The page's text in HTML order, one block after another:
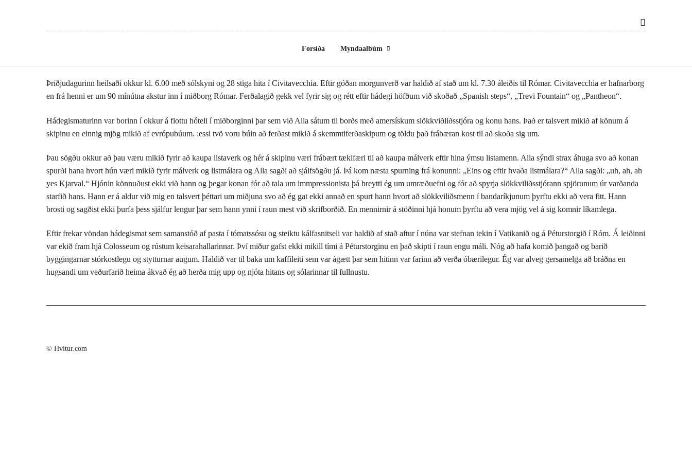
Forsíða Myndaalbúm
Þriðjudagurinn heilsaði okkur kl. 6.00 með sólskyni og 28 stiga hita í Civitavecchia. Eftir góðan morgunverð var haldið af stað um kl. 7.30 áleiðis til Rómar. Civitavecchia er hafnarborg
en frá henni er um 90 mínútna akstur inn í miðborg Rómar. Ferðalagið gekk vel fyrir sig og rétt eftir hádegi höfðum við skoðað „Spanish steps“, „Trevi Fountain“ og „Pantheon“.
Hádegismaturinn var borinn í okkur á flottu hóteli í miðborginni þar sem við Alla sátum til borðs með amersískum slökkviðliðsstjóra og konu hans. Það er talsvert mikið af könum á
skipinu en einnig mjög mikið af evrópubúum. :essi tvö voru búin að ferðast mikið á skemmtiferðaskipum og töldu það frábæran kost til að skoða sig um.
Þau sögðu okkur að þau væru mikið fyrir að kaupa listaverk og hér á skipinu væri frábært tækifæri til að kaupa málverk eftir hina ýmsu listamenn. Alla sýndi strax áhuga svo að konan
spurði hana hvort hún væri mikið fyrir málverk og listmálara og Alla sagði að sjálfsögðu já. Þá kom næsta spurning frá konunni: „Eins og eftir hvaða listmálara?“ Alla sagði: „uh, ah, ah
yes Kjarval.“ Hjónin könnuðust ekki við hann og þegar konan fór að tala um immpressionista þá breytti ég um umræðuefni og fór að spyrja slökkviliðsstjórann spjörunum úr varðanda
starfið hans. Hann er á aldur við mig en talsvert þéttari um miðjuna svo að ég gat ekki annað en spurt hann hvort að slökkviliðsmenn í bandaríkjunum þyrftu ekki að vera fitt. Hann
brosti og sagðist ekki þurfa þess sjálfur lengur þar sem hann ynni í raun mest við skrifborðið. En mennirnir á stöðinni hjá honum þyrftu að vera mjög vel á sig komnir líkamlega.
Eftir frekar vöndan hádegismat sem samanstóð af pasta í tómatssósu og steiktu kálfasnitseli var haldið af stað aftur í núna var stefnan tekin í Vatikanið og á Péturstorgið í Róm. Á leiðinni
var ekið fram hjá Colosseum og rústum keisarahallarinnar. Því miður gafst ekki mikill tími á Péturstorginu en það skipti í raun engu máli. Nóg að hafa komið þangað og barið
byggingarnar stórkostlegu og stytturnar augum. Haldið var til baka um kaffileiti sem var ágætt þar sem hitinn var farinn að verða óbærilegur. Ég var alveg gersamelga að bráðna en
hugsandi um veðurfarið heima ákvað ég að herða mig upp og njóta hitans og sólarinnar til fullnustu.
© Hvitur.com